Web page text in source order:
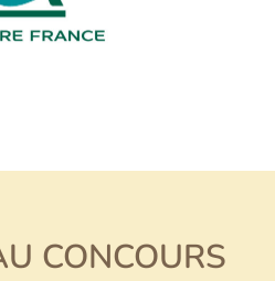
CONCOURS